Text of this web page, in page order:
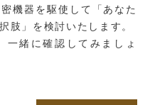
機器を駆使して「あなた
肢」を検討いたします。
一緒に確認してみましょ